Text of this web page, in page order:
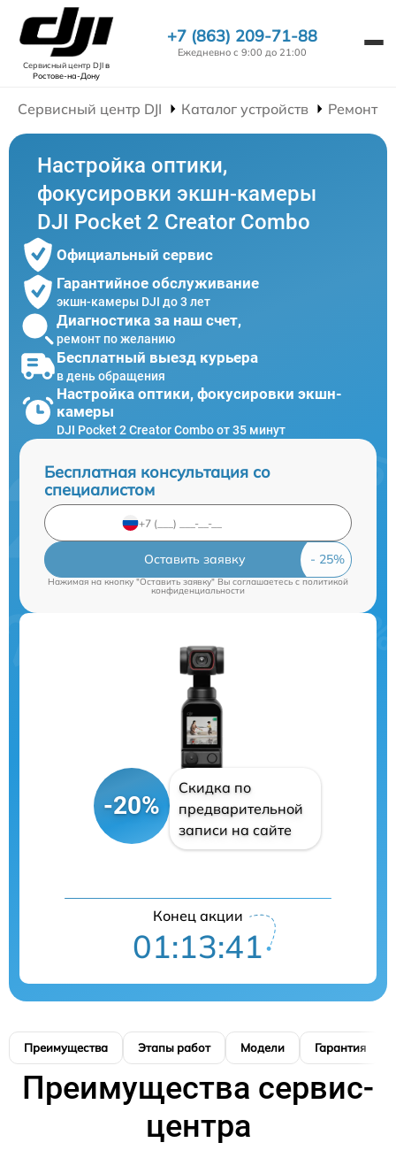
Сервисный центр DJIв
Ростове-на-Дону
+7 (863) 209-71-88
Ежедневно с 9:00 до 21:00
Сервисный центр DJI Каталог устройств Ремонт
Настройка оптики,
фокусировки экшн-камеры
DJI Pocket 2 Creator Combo
Официальный сервис
Гарантийное обслуживание
экшн-камеры DJI до 3 лет
Диагностика за наш счет,
ремонт по желанию
Бесплатный выезд курьера
в день обращения
Настройка оптики, фокусировки экшн-
камеры
DJI Pocket 2 Creator Combo от 35 минут
Бесплатная консультация со
специалистом
Оставить заявку
Нажимая на кнопку "Оставить заявку" Вы соглашаетесь cполитикой
конфиденциальности
-20%
Скидка по
предварительной
записи на сайте
Конец акции
01:13:40
Преимущества Этапы работ Модели Гарантия
Преимущества сервис-
центра